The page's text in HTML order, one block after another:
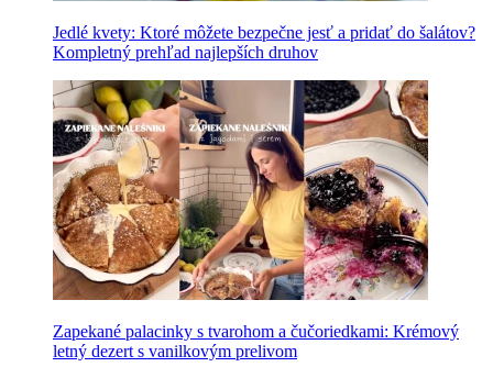
Jedlé kvety: Ktoré môžete bezpečne jesť a pridať do šalátov?
Kompletný prehľad najlepších druhov
Zapekané palacinky s tvarohom a čučoriedkami: Krémový
letný dezert s vanilkovým prelivom